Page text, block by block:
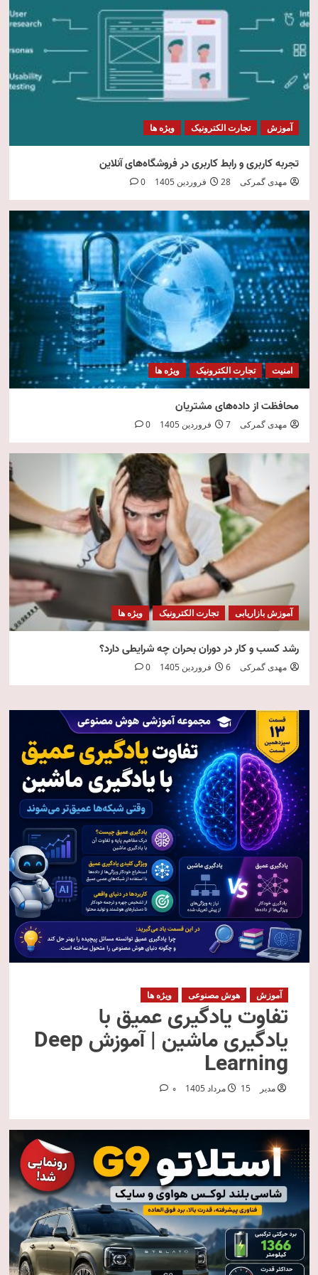
5
امنیت فناوری اطلاعات
آموزش تجارت الکترونیک ویژه ها
تجربه کاربری و رابط کاربری در فروشگاه‌های آنلاین
مهدی گمرکی 28 فروردین 1405 0
امنیت تجارت الکترونیک ویژه ها
محافظت از داده‌های مشتریان
مهدی گمرکی 7 فروردین 1405 0
آموزش بازاریابی تجارت الکترونیک ویژه ها
رشد کسب و کار در دوران بحران چه شرایطی دارد؟
مهدی گمرکی 6 فروردین 1405 0
آموزش هوش مصنوعی ویژه ها
تفاوت یادگیری عمیق با
یادگیری ماشین | آموزش Deep
Learning
مدیر 15 مرداد 1405 0